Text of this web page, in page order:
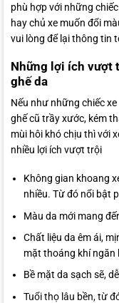
phù hợp với những
hay chủ xe muốn đổi
vui lòng để lại thông tin
Những lợi ích vượt
ghế da
Nếu như những chiếc
ghế cũ trầy xước, kém
mùi hôi khó chịu thì với
nhiều lợi ích vượt trội
Không gian khoang
nhiều. Từ đó nổi bật
Màu da mới mang
Chất liệu da êm ái,
mặt thoáng khí ngăn
Bề mặt da sạch sẽ,
Tuổi thọ lâu bền, từ